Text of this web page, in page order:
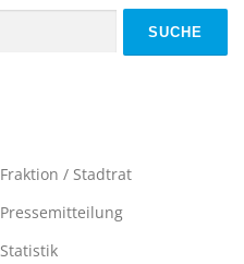
Fraktion / Stadtrat
Pressemitteilung
Statistik